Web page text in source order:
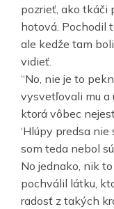
pozrieť, ako tkáči
hotová. Pochodil
ale kedže tam
vidieť.
“No, nie je to
vysvetľovali mu a
ktorá vôbec
‘Hlúpy predsa nie
som teda nebol
No jednako, nik
pochválil látku,
radosť z takých